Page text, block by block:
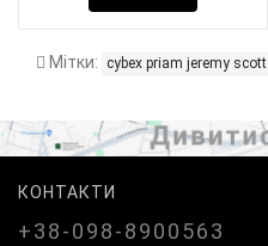
Мітки: cybex priam jeremy scott
КОНТАКТИ
+38-098-8900563